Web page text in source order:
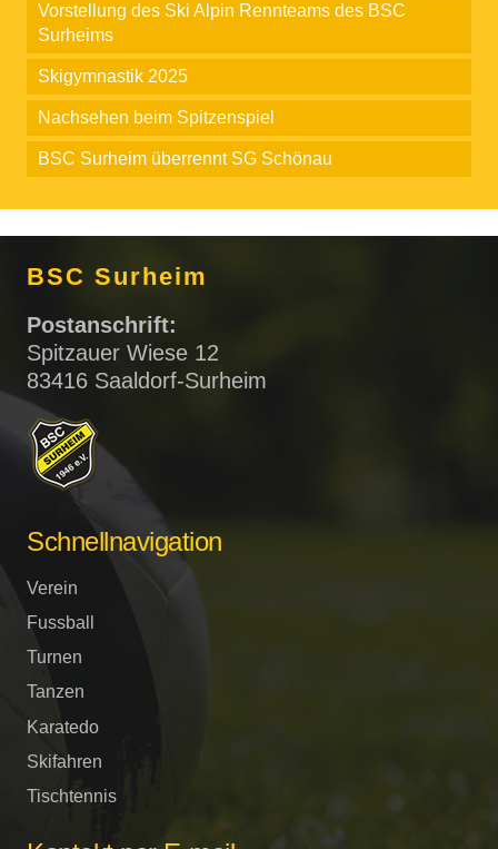
Vorstellung des Ski Alpin Rennteams des BSC
Surheims
Skigymnastik 2025
Nachsehen beim Spitzenspiel
BSC Surheim überrennt SG Schönau
BSC Surheim
Postanschrift:
Spitzauer Wiese 12
83416 Saaldorf-Surheim
Schnellnavigation
Verein
Fussball
Turnen
Tanzen
Karatedo
Skifahren
Tischtennis